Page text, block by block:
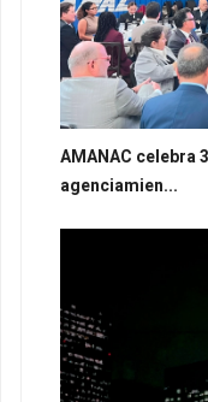
AMANAC celebra
agenciamien...